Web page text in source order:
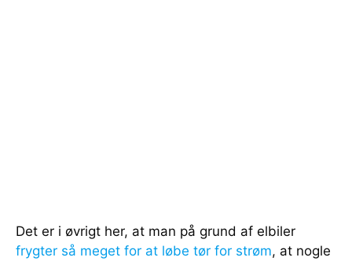
Det er i øvrigt her, at man på grund af elbiler
frygter så meget for at løbe tør for strøm, at nogle